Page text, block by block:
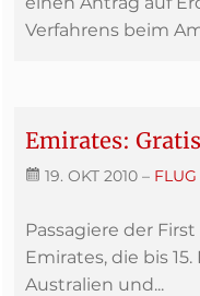
Verfahrens beim
Emirates:
19. OKT 2010 – FLUG
Passagiere der
Emirates, die bis
Australien und...